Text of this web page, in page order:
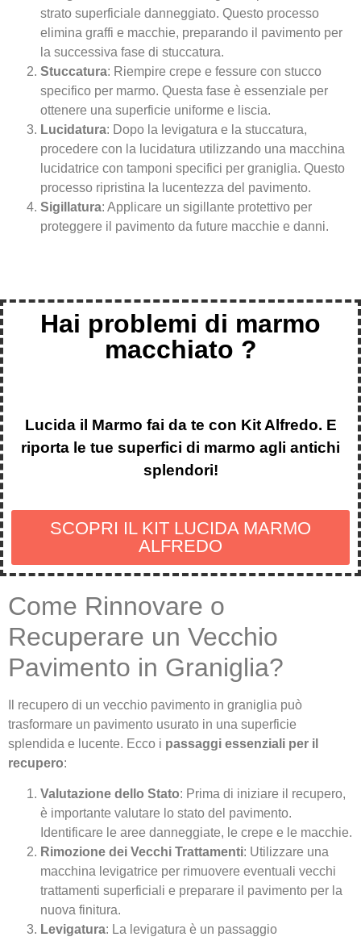
strato superficiale danneggiato. Questo processo
elimina graffi e macchie, preparando il pavimento per
la successiva fase di stuccatura.
Stuccatura: Riempire crepe e fessure con stucco
specifico per marmo. Questa fase è essenziale per
ottenere una superficie uniforme e liscia.
Lucidatura: Dopo la levigatura e la stuccatura,
procedere con la lucidatura utilizzando una macchina
lucidatrice con tamponi specifici per graniglia. Questo
processo ripristina la lucentezza del pavimento.
Sigillatura: Applicare un sigillante protettivo per
proteggere il pavimento da future macchie e danni.
Hai problemi di marmo
macchiato ?
Lucida il Marmo fai da te con Kit Alfredo. E
riporta le tue superfici di marmo agli antichi
splendori!
SCOPRI IL KIT LUCIDA MARMO
ALFREDO
Come Rinnovare o
Recuperare un Vecchio
Pavimento in Graniglia?
Il recupero di un vecchio pavimento in graniglia può
trasformare un pavimento usurato in una superficie
splendida e lucente. Ecco i passaggi essenziali per il
recupero:
Valutazione dello Stato: Prima di iniziare il recupero,
è importante valutare lo stato del pavimento.
Identificare le aree danneggiate, le crepe e le macchie.
Rimozione dei Vecchi Trattamenti: Utilizzare una
macchina levigatrice per rimuovere eventuali vecchi
trattamenti superficiali e preparare il pavimento per la
nuova finitura.
Levigatura: La levigatura è un passaggio